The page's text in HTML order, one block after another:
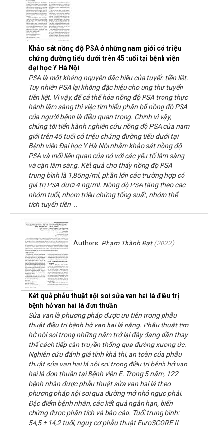
Khảo sát nồng độ PSA ở những nam giới có triệu
chứng đường tiểu dưới trên 45 tuổi tại bệnh viện
đại học Y Hà Nội
PSA là một kháng nguyên đặc hiệu của tuyến tiền liệt.
Tuy nhiên PSA lại không đặc hiệu cho ung thư tuyến
tiền liệt. Vì vậy, để cá thể hóa nồng độ PSA trong thực
hành lâm sàng thì việc tìm hiểu phân bố nồng độ PSA
của người bệnh là điều quan trọng. Chính vì vậy,
chúng tôi tiến hành nghiên cứu nồng độ PSA của nam
giới trên 45 tuổi có triệu chứng đường tiểu dưới tại
Bệnh viện Đại học Y Hà Nội nhằm khảo sát nồng độ
PSA và mối liên quan của nó với các yếu tố lâm sàng
và cận lâm sàng. Kết quả cho thấy nồng độ PSA
trung bình là 1,85ng/ml, phần lớn các trường hợp có
giá trị PSA dưới 4 ng/ml. Nồng độ PSA tăng theo các
nhóm tuổi, nhóm triệu chứng tống suất, nhóm thể
tích tuyến tiền ...
Kết quả phẫu thuật nội soi sửa van hai lá điều trị
bệnh hở van hai lá đơn thuần
Authors: Phạm Thành Đạt(2022)
Sửa van là phương pháp được ưu tiên trong phẫu
thuật điều trị bệnh hở van hai lá nặng. Phẫu thuật tim
hở nội soi trong những năm trở lại đây đang dần thay
thế cách tiếp cận truyền thống qua đường xương ức.
Nghiên cứu đánh giá tính khả thi, an toàn của phẫu
thuật sửa van hai lá nội soi trong điều trị bệnh hở van
hai lá đơn thuần tại Bệnh viện E. Trong 5 năm, 122
bệnh nhân được phẫu thuật sửa van hai lá theo
phương pháp nội soi qua đường mở nhỏ ngực phải.
Đặc điểm bệnh nhân, các kết quả ngắn hạn, biến
chứng được phân tích và báo cáo. Tuổi trung bình:
54,5 ± 14,2 tuổi, nguy cơ phẫu thuật EuroSCORE II